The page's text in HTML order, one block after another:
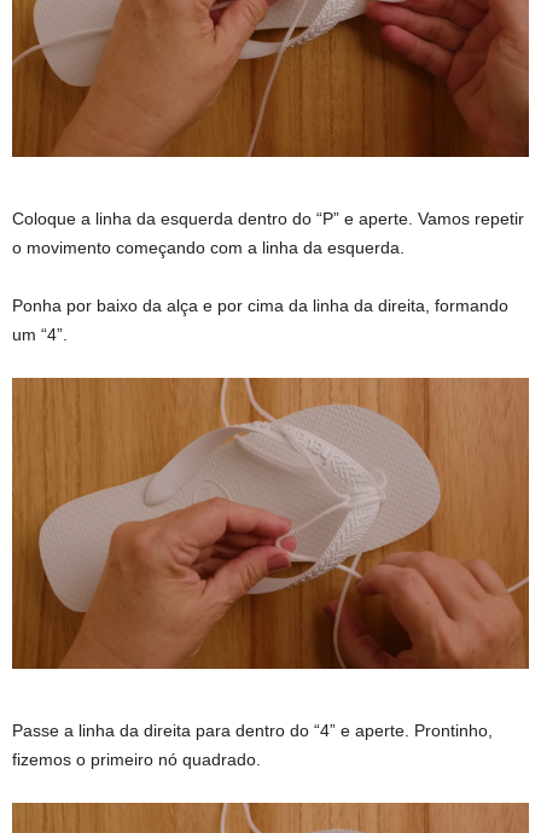
Coloque a linha da esquerda dentro do “P” e aperte. Vamos repetir
o movimento começando com a linha da esquerda.
Ponha por baixo da alça e por cima da linha da direita, formando
um “4”.
Passe a linha da direita para dentro do “4” e aperte. Prontinho,
fizemos o primeiro nó quadrado.